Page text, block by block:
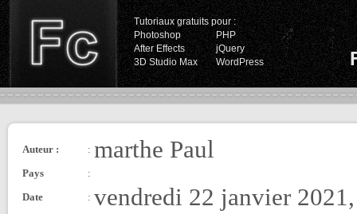
Tutoriaux gratuits pour :
Photoshop
PHP
After Effects
jQuery
3D Studio Max
WordPress
Auteur : : marthe Paul
Pays
:
Date
: vendredi 22 janvier